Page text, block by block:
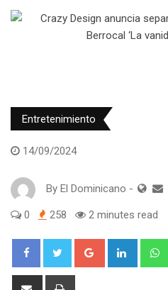
Entretenimiento
14/09/2024
By El Dominicano -
0 258 2 minutes read
Google+ LinkedIn
Share